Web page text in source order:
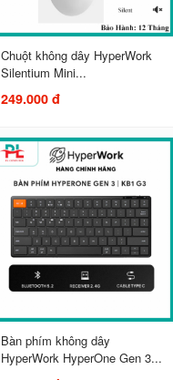
Chuột không dây HyperWork
Silentium Mini...
249.000 đ
Bàn phím không dây
HyperWork HyperOne Gen 3...